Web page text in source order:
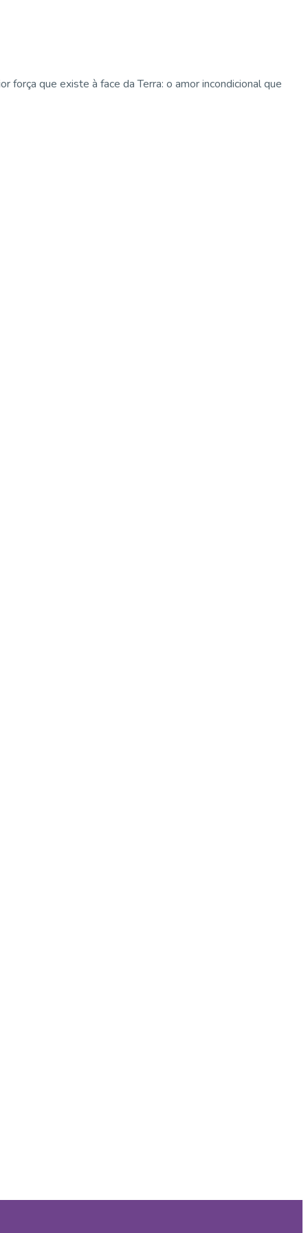
que existe à face da Terra: o amor incondicional que